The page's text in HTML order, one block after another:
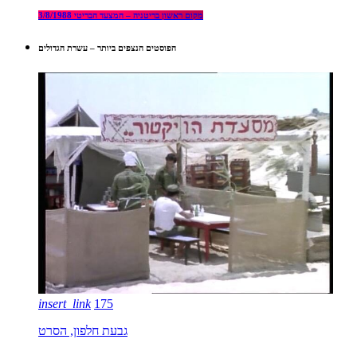
מקום ראשון בריטניה – המצעד הבריטי 3/8/1988
הפוסטים הנצפים ביותר – עשרת הגדולים
insert_link 175
גבעת חלפון, הסרט